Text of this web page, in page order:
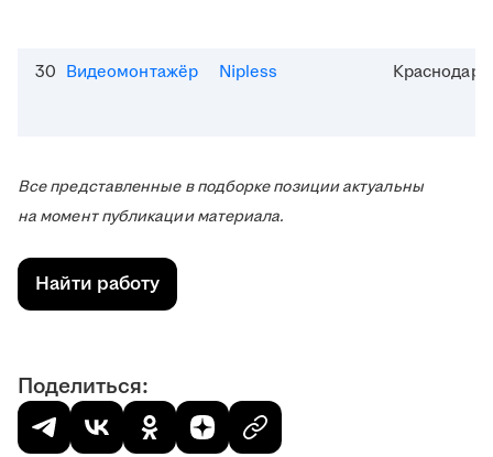
30 Видеомонтажёр Nipless Краснодар
Все представленные в подборке позиции актуальны
на момент публикации материала.
Найти работу
Поделиться: